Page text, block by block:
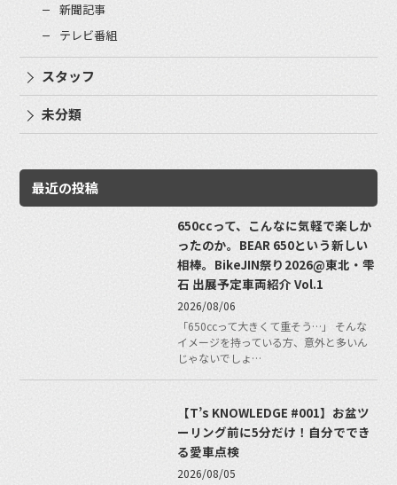
新聞記事
テレビ番組
スタッフ
未分類
最近の投稿
650ccって、こんなに気軽で楽しか
ったのか。BEAR 650という新しい
相棒。BikeJIN祭り2026@東北・雫
石 出展予定車両紹介 Vol.1
2026/08/06
「650ccって大きくて重そう…」 そんな
イメージを持っている方、意外と多いん
じゃないでしょ…
【T’s KNOWLEDGE #001】お盆ツ
ーリング前に5分だけ！自分ででき
る愛車点検
2026/08/05